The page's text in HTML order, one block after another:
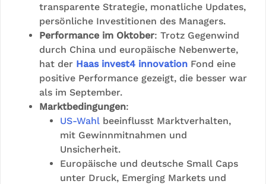
transparente Strategie, monatliche Updates,
persönliche Investitionen des Managers.
Performance im Oktober: Trotz Gegenwind
durch China und europäische Nebenwerte,
hat der Haas invest4 innovation Fond eine
positive Performance gezeigt, die besser war
als im September.
Marktbedingungen:
US-Wahl beeinflusst Marktverhalten,
mit Gewinnmitnahmen und
Unsicherheit.
Europäische und deutsche Small Caps
unter Druck, Emerging Markets und